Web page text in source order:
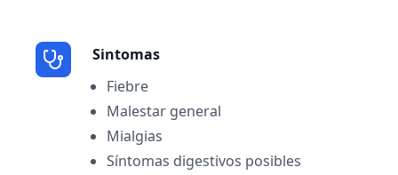
Sintomas
Fiebre
Malestar general
Mialgias
Síntomas digestivos posibles